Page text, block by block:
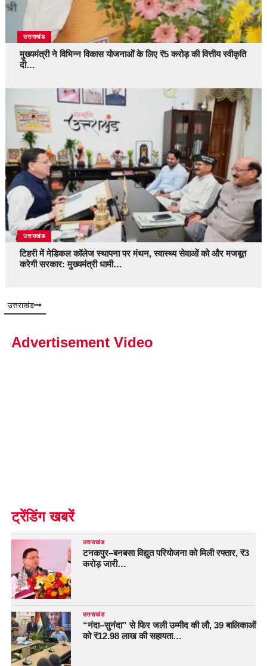
उत्तराखंड
मुख्यमंत्री ने विभिन्न विकास योजनाओं के लिए ₹5 करोड़ की वित्तीय स्वीकृति
दी…
उत्तराखंड
टिहरी में मेडिकल कॉलेज स्थापना पर मंथन, स्वास्थ्य सेवाओं को और मजबूत
करेगी सरकार: मुख्यमंत्री धामी…
उत्तराखंड
Advertisement Video
ट्रेंडिंग खबरें
उत्तराखंड
टनकपुर–बनबसा विद्युत परियोजना को मिली रफ्तार, ₹3
करोड़ जारी…
उत्तराखंड
“नंदा–सुनंदा” से फिर जली उम्मीद की लौ, 39 बालिकाओं
को ₹12.98 लाख की सहायता…